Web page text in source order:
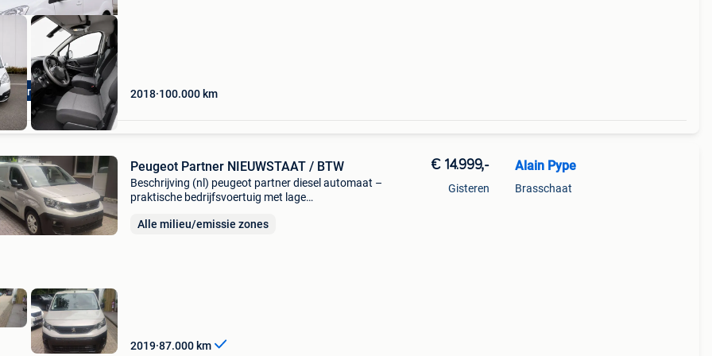
aftrekbaar 2018 100.000 km
Peugeot Partner NIEUWSTAAT / BTW
Beschrijving (nl) peugeot partner diesel automaat –
praktische bedrijfsvoertuig met lage
maanden garantie. Ideaal voor professioneel
Alle milieu/emissie zones
2019 87.000km
€ 14.999,-
Gisteren
Alain Pype
Brasschaat